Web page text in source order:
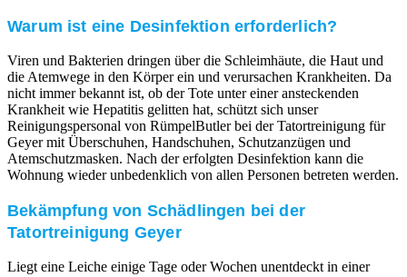
Warum ist eine Desinfektion erforderlich?
Viren und Bakterien dringen über die Schleimhäute, die Haut und
die Atemwege in den Körper ein und verursachen Krankheiten. Da
nicht immer bekannt ist, ob der Tote unter einer ansteckenden
Krankheit wie Hepatitis gelitten hat, schützt sich unser
Reinigungspersonal von RümpelButler bei der Tatortreinigung für
Geyer mit Überschuhen, Handschuhen, Schutzanzügen und
Atemschutzmasken. Nach der erfolgten Desinfektion kann die
Wohnung wieder unbedenklich von allen Personen betreten werden.
Bekämpfung von Schädlingen bei der
Tatortreinigung Geyer
Liegt eine Leiche einige Tage oder Wochen unentdeckt in einer